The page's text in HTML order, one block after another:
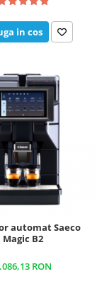
in cos
automat Saeco
Magic B2
RON